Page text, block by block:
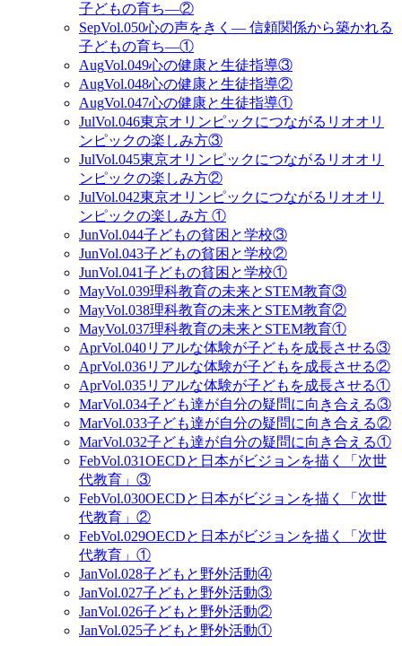
子どもの育ち—②
SepVol.050心の声をきく— 信頼関係から築かれる
子どもの育ち—①
AugVol.049心の健康と生徒指導③
AugVol.048心の健康と生徒指導②
AugVol.047心の健康と生徒指導①
JulVol.046東京オリンピックにつながるリオオリ
ンピックの楽しみ方③
JulVol.045東京オリンピックにつながるリオオリ
ンピックの楽しみ方②
JulVol.042東京オリンピックにつながるリオオリ
ンピックの楽しみ方 ①
JunVol.044子どもの貧困と学校③
JunVol.043子どもの貧困と学校②
JunVol.041子どもの貧困と学校①
MayVol.039理科教育の未来とSTEM教育③
MayVol.038理科教育の未来とSTEM教育②
MayVol.037理科教育の未来とSTEM教育①
AprVol.040リアルな体験が子どもを成長させる③
AprVol.036リアルな体験が子どもを成長させる②
AprVol.035リアルな体験が子どもを成長させる①
MarVol.034子ども達が自分の疑問に向き合える③
MarVol.033子ども達が自分の疑問に向き合える②
MarVol.032子ども達が自分の疑問に向き合える①
FebVol.031OECDと日本がビジョンを描く「次世
代教育」③
FebVol.030OECDと日本がビジョンを描く「次世
代教育」②
FebVol.029OECDと日本がビジョンを描く「次世
代教育」①
JanVol.028子どもと野外活動④
JanVol.027子どもと野外活動③
JanVol.026子どもと野外活動②
JanVol.025子どもと野外活動①